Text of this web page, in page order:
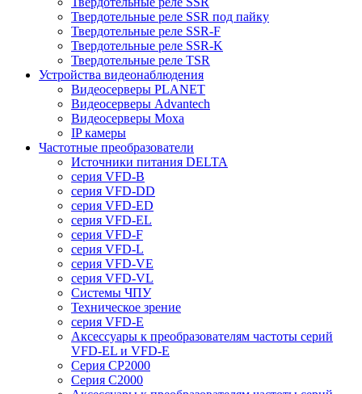
Твердотельные реле SSR под пайку
Твердотельные реле SSR-F
Твердотельные реле SSR-K
Твердотельные реле TSR
Устройства видеонаблюдения
Видеосерверы PLANET
Видеосерверы Advantech
Видеосерверы Moxa
IP камеры
Частотные преобразователи
Источники питания DELTA
серия VFD-B
серия VFD-DD
серия VFD-ED
серия VFD-EL
серия VFD-F
серия VFD-L
серия VFD-VE
серия VFD-VL
Системы ЧПУ
Техническое зрение
серия VFD-E
Аксессуары к преобразователям частоты серий
VFD-EL и VFD-E
Серия CP2000
Серия C2000